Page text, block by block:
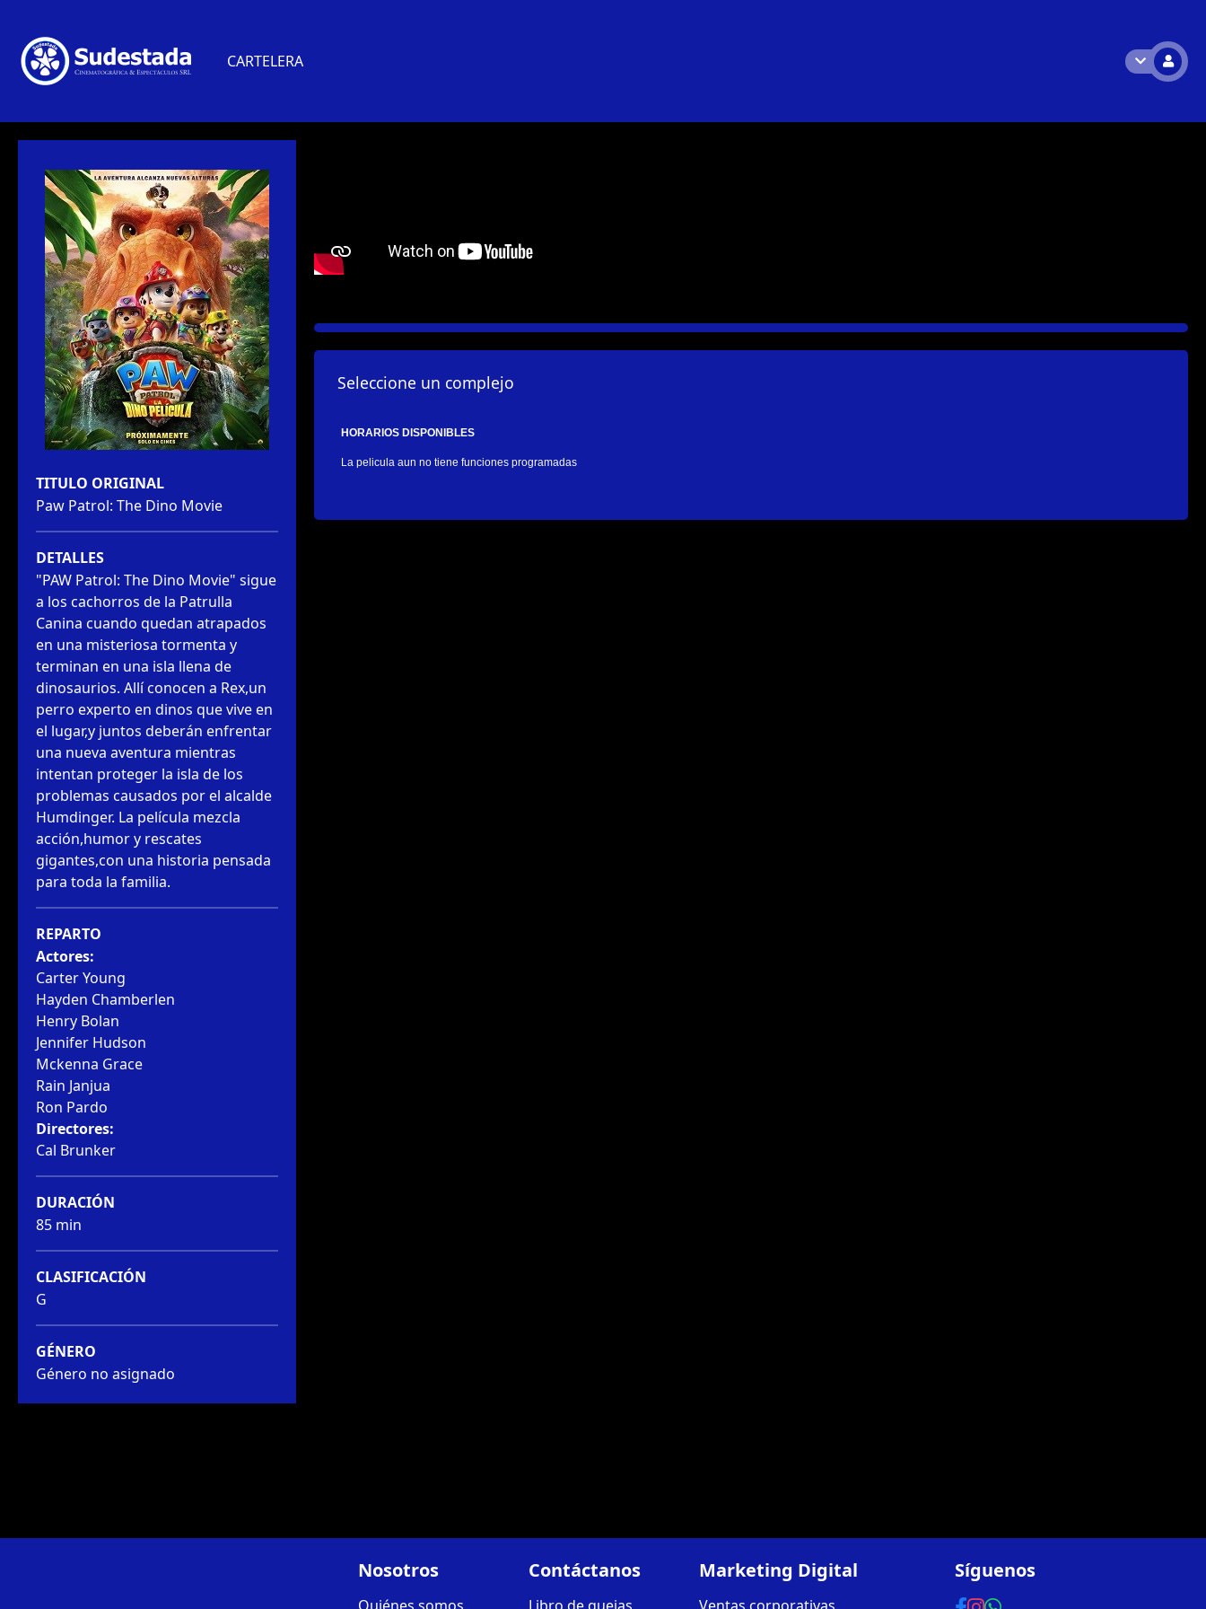
CARTELERA
TITULO ORIGINAL
Paw Patrol: The Dino Movie
DETALLES
"PAW Patrol: The Dino Movie" sigue
a los cachorros de la Patrulla
Canina cuando quedan atrapados
en una misteriosa tormenta y
terminan en una isla llena de
dinosaurios. Allí conocen a Rex,un
perro experto en dinos que vive en
el lugar,y juntos deberán enfrentar
una nueva aventura mientras
intentan proteger la isla de los
problemas causados por el alcalde
Humdinger. La película mezcla
acción,humor y rescates
gigantes,con una historia pensada
para toda la familia.
REPARTO
Actores:
Carter Young
Hayden Chamberlen
Henry Bolan
Jennifer Hudson
Mckenna Grace
Rain Janjua
Ron Pardo
Directores:
Cal Brunker
DURACIÓN
85 min
CLASIFICACIÓN
G
GÉNERO
Género no asignado
Seleccione un complejo
HORARIOS DISPONIBLES
La pelicula aun no tiene funciones programadas
Nosotros Contáctanos Marketing Digital Síguenos